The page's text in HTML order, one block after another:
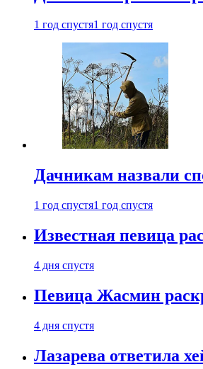
1 год спустя1 год спустя
Дачникам назвали
1 год спустя1 год спустя
Известная певица
4 дня спустя
Певица Жасмин
4 дня спустя
Лазарева ответила